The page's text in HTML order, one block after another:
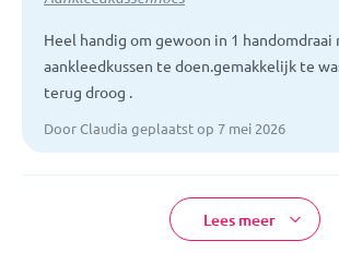
Heel handig om gewoon in 1 handomdraai
aankleedkussen te doen.gemakkelijk te
terug droog .
Door Claudia geplaatst op 7 mei 2026
Lees meer